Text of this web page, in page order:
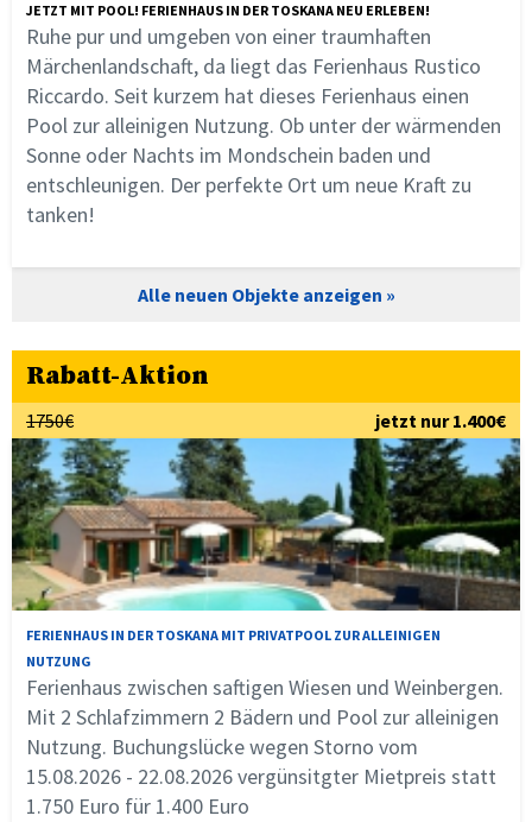
JETZT MIT POOL! FERIENHAUS IN DER TOSKANA NEU ERLEBEN!
Ruhe pur und umgeben von einer traumhaften
Märchenlandschaft, da liegt das Ferienhaus Rustico
Riccardo. Seit kurzem hat dieses Ferienhaus einen
Pool zur alleinigen Nutzung. Ob unter der wärmenden
Sonne oder Nachts im Mondschein baden und
entschleunigen. Der perfekte Ort um neue Kraft zu
tanken!
Alle neuen Objekte anzeigen
Rabatt-Aktion
1750€ jetzt nur 1.400€
FERIENHAUS IN DER TOSKANA MIT PRIVATPOOL ZUR ALLEINIGEN
NUTZUNG
Ferienhaus zwischen saftigen Wiesen und Weinbergen.
Mit 2 Schlafzimmern 2 Bädern und Pool zur alleinigen
Nutzung. Buchungslücke wegen Storno vom
15.08.2026 - 22.08.2026 vergünsitgter Mietpreis statt
1.750 Euro für 1.400 Euro